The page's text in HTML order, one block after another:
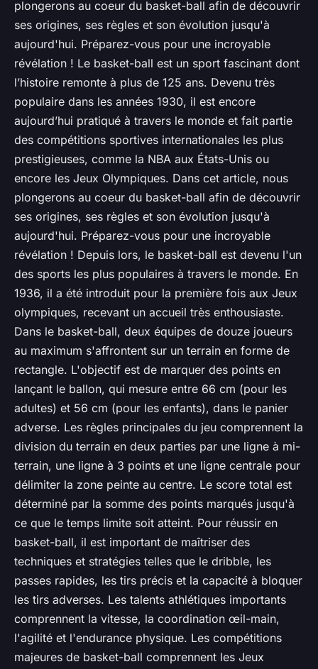
plongerons au coeur du basket-ball afin de découvrir
ses origines, ses règles et son évolution jusqu'à
aujourd'hui. Préparez-vous pour une incroyable
révélation ! Le basket-ball est un sport fascinant dont
l’histoire remonte à plus de 125 ans. Devenu très
populaire dans les années 1930, il est encore
aujourd’hui pratiqué à travers le monde et fait partie
des compétitions sportives internationales les plus
prestigieuses, comme la NBA aux États-Unis ou
encore les Jeux Olympiques. Dans cet article, nous
plongerons au coeur du basket-ball afin de découvrir
ses origines, ses règles et son évolution jusqu'à
aujourd'hui. Préparez-vous pour une incroyable
révélation ! Depuis lors, le basket-ball est devenu l'un
des sports les plus populaires à travers le monde. En
1936, il a été introduit pour la première fois aux Jeux
olympiques, recevant un accueil très enthousiaste.
Dans le basket-ball, deux équipes de douze joueurs
au maximum s'affrontent sur un terrain en forme de
rectangle. L'objectif est de marquer des points en
lançant le ballon, qui mesure entre 66 cm (pour les
adultes) et 56 cm (pour les enfants), dans le panier
adverse. Les règles principales du jeu comprennent la
division du terrain en deux parties par une ligne à mi-
terrain, une ligne à 3 points et une ligne centrale pour
délimiter la zone peinte au centre. Le score total est
déterminé par la somme des points marqués jusqu'à
ce que le temps limite soit atteint. Pour réussir en
basket-ball, il est important de maîtriser des
techniques et stratégies telles que le dribble, les
passes rapides, les tirs précis et la capacité à bloquer
les tirs adverses. Les talents athlétiques importants
comprennent la vitesse, la coordination œil-main,
l'agilité et l'endurance physique. Les compétitions
majeures de basket-ball comprennent les Jeux